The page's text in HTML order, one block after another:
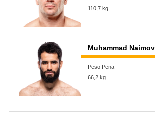
110,7 kg
Muhammad Naimov
Peso Pena
66,2 kg